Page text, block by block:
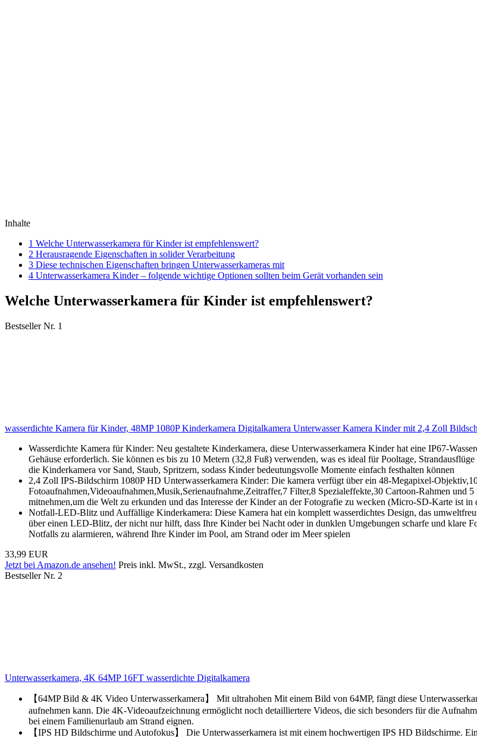
Inhalte
1 Welche Unterwasserkamera für Kinder ist empfehlenswert?
2 Herausragende Eigenschaften in solider Verarbeitung
3 Diese technischen Eigenschaften bringen Unterwasserkameras mit
4 Unterwasserkamera Kinder – folgende wichtige Optionen sollten beim Gerät vorhanden sein
Welche Unterwasserkamera für Kinder ist empfehlenswert?
Bestseller Nr. 1
wasserdichte Kamera für Kinder, 48MP 1080P Kinderkamera Digitalkamera Unterwasser Kamera Kinder mit 2,4 Zoll
Wasserdichte Kamera für Kinder: Neu gestaltete Kinderkamera, diese Unterwasserkamera Kinder hat eine IP67-
Gehäuse erforderlich. Sie können es bis zu 10 Metern (32,8 Fuß) verwenden, was es ideal für Pooltage,
die Kinderkamera vor Sand, Staub, Spritzern, sodass Kinder bedeutungsvolle Momente einfach festhalten können
2,4 Zoll IPS-Bildschirm 1080P HD Unterwasserkamera Kinder: Die kamera verfügt über ein 48-Megapixel-
Fotoaufnahmen,Videoaufnahmen,Musik,Serienaufnahme,Zeitraffer,7 Filter,8 Spezialeffekte,30 Cartoon-Rahmen und
mitnehmen,um die Welt zu erkunden und das Interesse der Kinder an der Fotografie zu wecken (Micro-SD-Karte ist in
Notfall-LED-Blitz und Auffällige Kinderkamera: Diese Kamera hat ein komplett wasserdichtes Design, das
über einen LED-Blitz, der nicht nur hilft, dass Ihre Kinder bei Nacht oder in dunklen Umgebungen scharfe und klare
Notfalls zu alarmieren, während Ihre Kinder im Pool, am Strand oder im Meer spielen
33,99 EUR
Jetzt bei Amazon.de ansehen! Preis inkl. MwSt., zzgl. Versandkosten
Bestseller Nr. 2
Unterwasserkamera, 4K 64MP 16FT wasserdichte Digitalkamera
【64MP Bild & 4K Video Unterwasserkamera】 Mit ultrahohen Mit einem Bild von 64MP, fängt diese
aufnehmen kann. Die 4K-Videoaufzeichnung ermöglicht noch detailliertere Videos, die sich besonders für die
bei einem Familienurlaub am Strand eignen.
【IPS HD Bildschirme und Autofokus】 Die Unterwasserkamera ist mit einem hochwertigen IPS HD Bildschirme.